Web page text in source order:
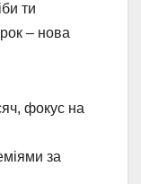
ти
– нова
фокус на
за